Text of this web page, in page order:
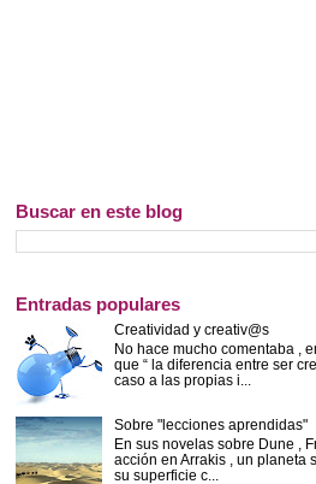
Buscar en este blog
Entradas populares
Creatividad y creativ@s
No hace mucho comentaba ,
que “ la diferencia entre ser
caso a las propias i...
Sobre "lecciones aprendidas"
En sus novelas sobre Dune ,
acción en Arrakis , un planeta
su superficie c...